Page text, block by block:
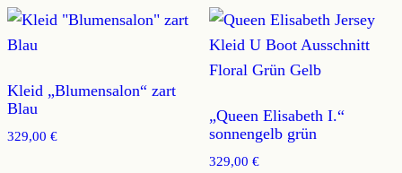
Kleid „Blumensalon“ zart
Blau
329,00 €
„Queen Elisabeth I.“
sonnengelb grün
329,00 €